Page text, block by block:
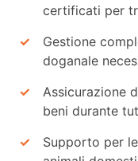
certificati per
Gestione
doganale
Assicurazione
beni durante
Supporto per